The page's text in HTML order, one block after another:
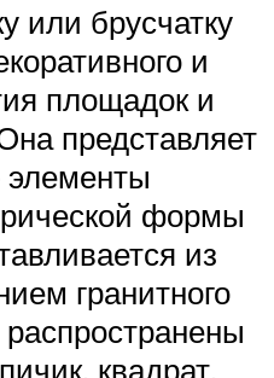
или брусчатку
и
площадок и
представляет
формы
из
гранитного
квадрат,